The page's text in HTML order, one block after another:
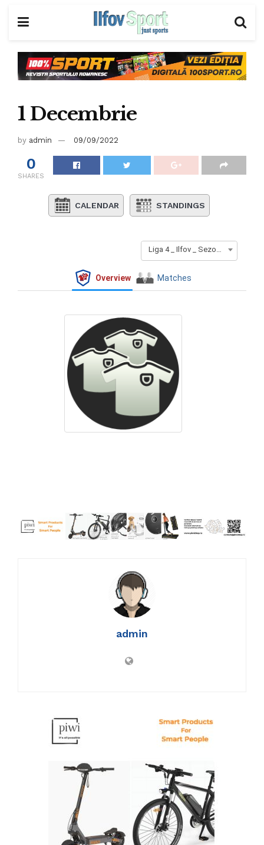
1 Decembrie
by admin 09/09/2022
0
SHARES
CALENDAR STANDINGS
Overview Matches
admin